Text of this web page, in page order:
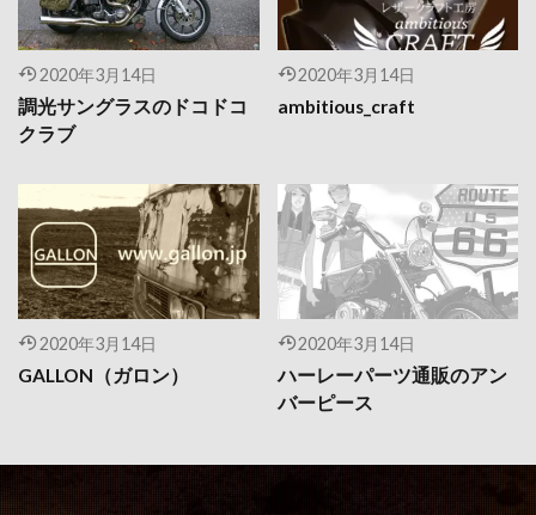
2020年3月14日
調光サングラスのドコドコ
クラブ
2020年3月14日
ambitious_craft
2020年3月14日
GALLON（ガロン）
2020年3月14日
ハーレーパーツ通販のアン
バーピース